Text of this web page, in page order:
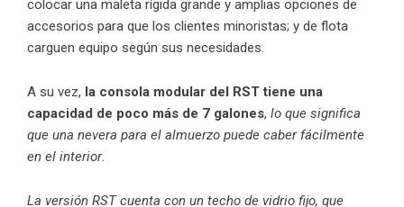
colocar una maleta rígida grande y amplias opciones de
accesorios para que los clientes minoristas; y de flota
carguen equipo según sus necesidades.
A su vez, la consola modular del RST tiene una
capacidad de poco más de 7 galones, lo que significa
que una nevera para el almuerzo puede caber fácilmente
en el interior.
La versión RST cuenta con un techo de vidrio fijo, que